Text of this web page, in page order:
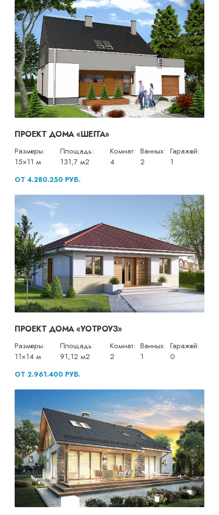
ПРОЕКТ ДОМА «ШЕГГА»
Размеры:
15×11 м
Площадь:
131,7 м2
Комнат:
4
Ванных:
2
Гаражей:
1
ОТ 4.280.250 РУБ.
ПРОЕКТ ДОМА «УОТРОУЗ»
Размеры:
11×14 м
Площадь:
91,12 м2
Комнат:
2
Ванных:
1
Гаражей:
0
ОТ 2.961.400 РУБ.